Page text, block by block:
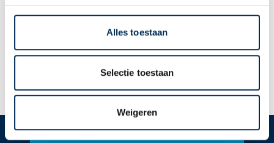
Alles toestaan
Selectie toestaan
Weigeren
in de moedermelk komt en of dit medicijn veilig is voor de
baby. Vraag aan uw arts of apotheker of u diltiazem mag